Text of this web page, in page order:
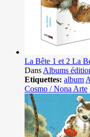
La Bête 1 et 2 La
DansAlbums
Etiquettes: album
Cosmo / Nona Arte